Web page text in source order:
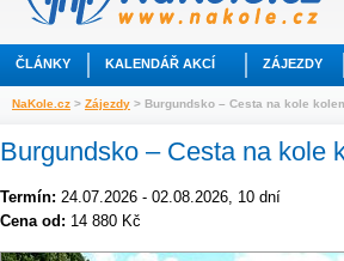
ČLÁNKY KALENDÁŘ AKCÍ ZÁJEZDY
NaKole.cz > Zájezdy > Burgundsko – Cesta na kole
Burgundsko – Cesta na kole
Termín: 24.07.2026 - 02.08.2026, 10 dní
Cena od: 14 880 Kč